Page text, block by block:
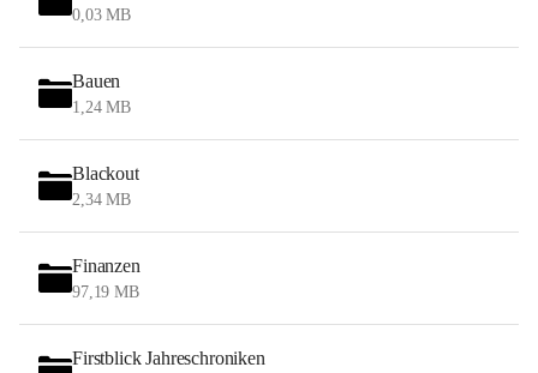
0,03 MB
Bauen
1,24 MB
Blackout
2,34 MB
Finanzen
97,19 MB
Firstblick Jahreschroniken